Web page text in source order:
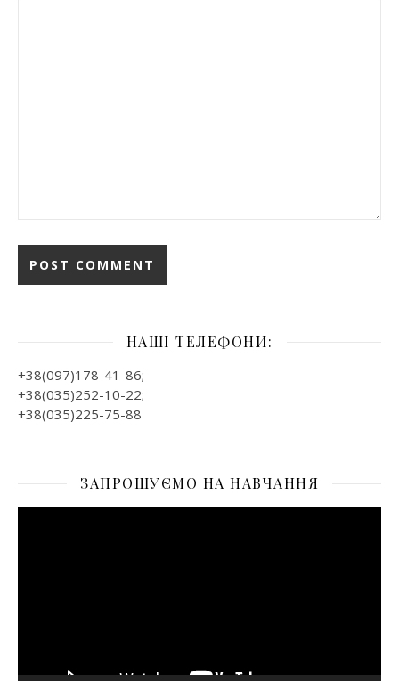
НАШІ ТЕЛЕФОНИ:
+38(097)178-41-86;
+38(035)252-10-22;
+38(035)225-75-88
ЗАПРОШУЄМО НА НАВЧАННЯ
Відеопрогравач